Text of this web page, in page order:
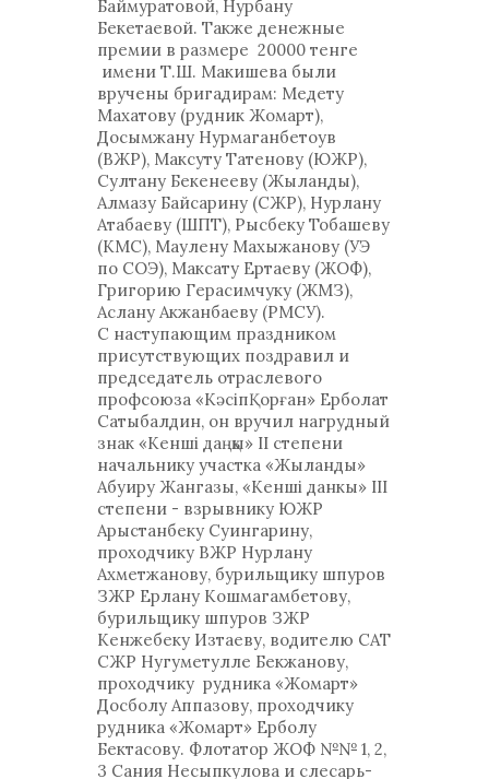
Баймуратовой, Нурбану
Бекетаевой. Также денежные
премии в размере 20000 тенге
имени Т.Ш. Макишева были
вручены бригадирам: Медету
Махатову (рудник Жомарт),
Досымжану Нурмаганбетоув
(ВЖР), Максуту Татенову (ЮЖР),
Султану Бекенееву (Жыланды),
Алмазу Байсарину (СЖР), Нурлану
Атабаеву (ШПТ), Рысбеку Тобашеву
(КМС), Маулену Махыжанову (УЭ
по СОЭ), Максату Ертаеву (ЖОФ),
Григорию Герасимчуку (ЖМЗ),
Аслану Акжанбаеву (РМСУ).
С наступающим праздником
присутствующих поздравил и
председатель отраслевого
профсоюза «КәсіпҚорған» Ерболат
Сатыбалдин, он вручил нагрудный
знак «Кенші даңқы» II степени
начальнику участка «Жыланды»
Абуиру Жангазы, «Кенші данкы» III
степени - взрывнику ЮЖР
Арыстанбеку Суингарину,
проходчику ВЖР Нурлану
Ахметжанову, бурильщику шпуров
ЗЖР Ерлану Кошмагамбетову,
бурильщику шпуров ЗЖР
Кенжебеку Изтаеву, водителю САТ
СЖР Нугуметулле Бекжанову,
проходчику рудника «Жомарт»
Досболу Аппазову, проходчику
рудника «Жомарт» Ерболу
Бектасову. Флотатор ЖОФ №№ 1, 2,
3 Сания Несыпкулова и слесарь-